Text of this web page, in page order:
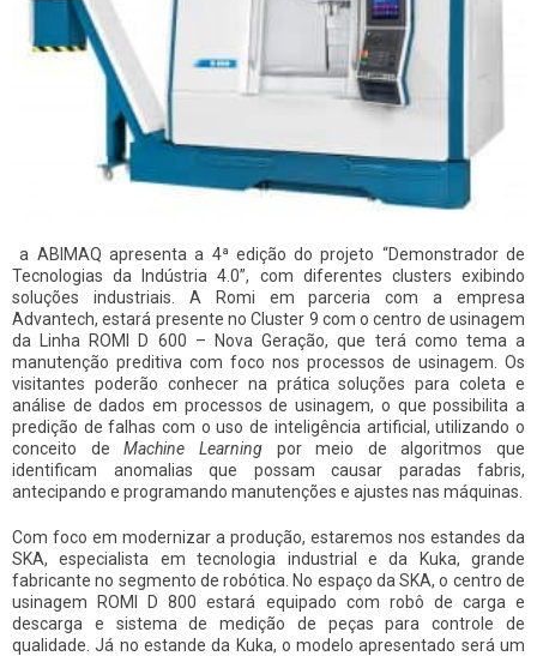
a ABIMAQ apresenta a 4ª edição do projeto “Demonstrador de
Tecnologias da Indústria 4.0”, com diferentes clusters exibindo
soluções industriais. A Romi em parceria com a empresa
Advantech, estará presente no Cluster 9 com o centro de usinagem
da Linha ROMI D 600 – Nova Geração, que terá como tema a
manutenção preditiva com foco nos processos de usinagem. Os
visitantes poderão conhecer na prática soluções para coleta e
análise de dados em processos de usinagem, o que possibilita a
predição de falhas com o uso de inteligência artificial, utilizando o
conceito deMachine Learning por meio de algoritmos que
identificam anomalias que possam causar paradas fabris,
antecipando e programando manutenções e ajustes nas máquinas.
Com foco em modernizar a produção, estaremos nos estandes da
SKA, especialista em tecnologia industrial e da Kuka, grande
fabricante no segmento de robótica. No espaço da SKA, o centro de
usinagem ROMI D 800 estará equipado com robô de carga e
descarga e sistema de medição de peças para controle de
qualidade. Já no estande da Kuka, o modelo apresentado será um